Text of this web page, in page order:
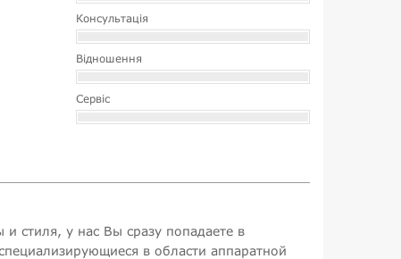
Консультація
Відношення
Сервіс
стиля, у нас Вы сразу попадаете в
в области аппаратной